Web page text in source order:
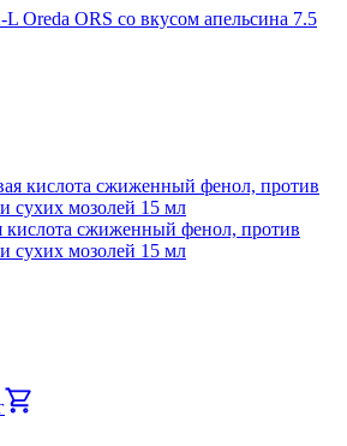
Oreda ORS со вкусом апельсина 7.5
кислота сжиженный фенол, против
сухих мозолей 15 мл